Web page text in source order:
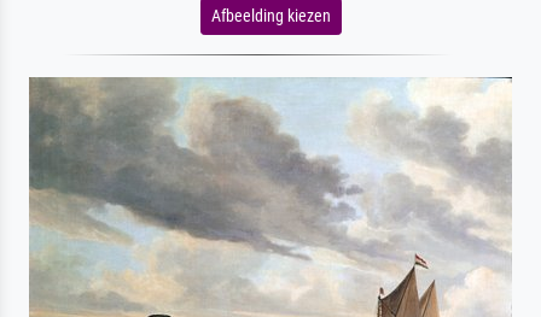
Afbeelding kiezen